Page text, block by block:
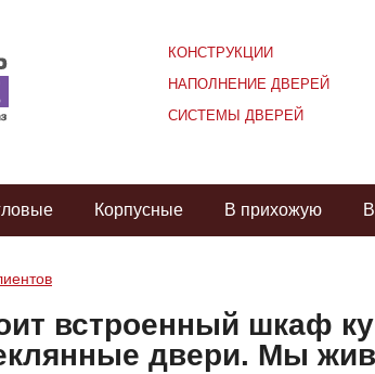
КОНСТРУКЦИИ
НАПОЛНЕНИЕ ДВЕРЕЙ
СИСТЕМЫ ДВЕРЕЙ
Корпусные В прихожую
встроенный шкаф
двери. Мы